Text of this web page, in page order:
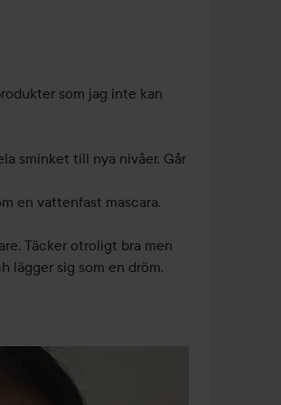
som jag inte kan
sminket till nya nivåer. Går
en vattenfast mascara.
Täcker otroligt bra men
lägger sig som en dröm,